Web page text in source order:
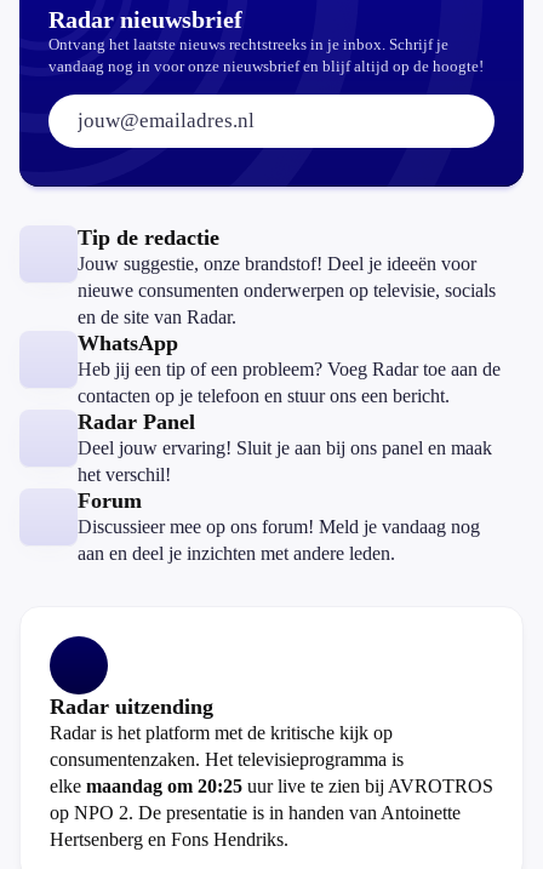
Radar nieuwsbrief
Ontvang het laatste nieuws rechtstreeks in je inbox. Schrijf je
vandaag nog in voor onze nieuwsbrief en blijf altijd op de hoogte!
E-mailadres:
Tip de redactie
Jouw suggestie, onze brandstof! Deel je ideeën voor
nieuwe consumenten onderwerpen op televisie, socials
en de site van Radar.
WhatsApp
Heb jij een tip of een probleem? Voeg Radar toe aan de
contacten op je telefoon en stuur ons een bericht.
Radar Panel
Deel jouw ervaring! Sluit je aan bij ons panel en maak
het verschil!
Forum
Discussieer mee op ons forum! Meld je vandaag nog
aan en deel je inzichten met andere leden.
Radar uitzending
Radar is het platform met de kritische kijk op
consumentenzaken. Het televisieprogramma is
elke maandag om 20:25 uur live te zien bij AVROTROS
op NPO 2. De presentatie is in handen van Antoinette
Hertsenberg en Fons Hendriks.